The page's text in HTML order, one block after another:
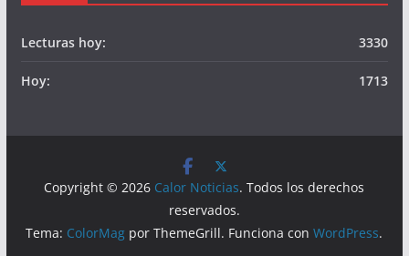
3330
Lecturas hoy:
1713
Hoy:
Copyright © 2026 Calor Noticias. Todos los derechos
reservados.
Tema: ColorMag por ThemeGrill. Funciona conWordPress.